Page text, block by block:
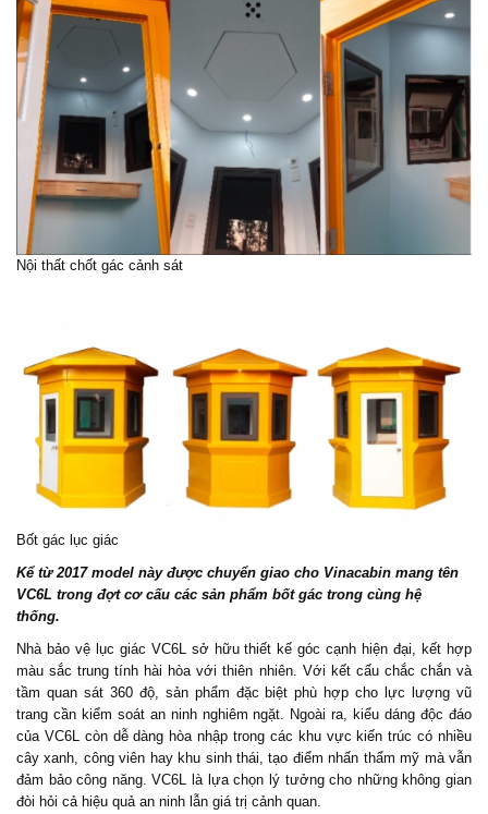
Nội thất chốt gác cảnh sát
Bốt gác lục giác
Kể từ 2017 model này được chuyển giao cho Vinacabin mang tên
VC6L trong đợt cơ cấu các sản phẩm bốt gác trong cùng hệ
thống.
Nhà bảo vệlục giác VC6L sở hữu thiết kế góc cạnh hiện đại, kết hợp
màu sắc trung tính hài hòa với thiên nhiên. Với kết cấu chắc chắn và
tầm quan sát 360 độ, sản phẩm đặc biệt phù hợp cho lực lượng vũ
trang cần kiểm soát an ninh nghiêm ngặt. Ngoài ra, kiểu dáng độc đáo
của VC6L còn dễ dàng hòa nhập trong các khu vực kiến trúc có nhiều
cây xanh, công viên hay khu sinh thái, tạo điểm nhấn thẩm mỹ mà vẫn
đảm bảo công năng. VC6L là lựa chọn lý tưởng cho những không gian
đòi hỏi cả hiệu quả an ninh lẫn giá trị cảnh quan.